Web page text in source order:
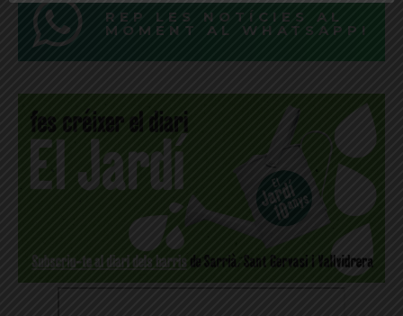
REP LES NOTÍCIES AL
MOMENT AL WHATSAPP!